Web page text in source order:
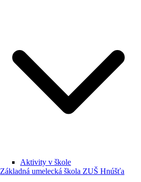
Aktivity v škole
Základná umelecká škola ZUŠ Hnúšťa